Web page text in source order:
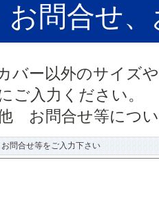
お問合せ
バー以外のサイズ
ご入力ください。
お問合せ等につ
問合せ等をご入力下さい